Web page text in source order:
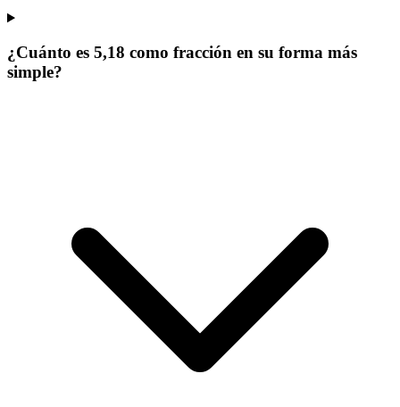
¿Cuánto es 5,18 como fracción en su forma más
simple?